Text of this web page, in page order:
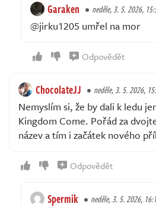
Garaken neděle, 3. 5. 2026,
@jirku1205 umřel na mor
Odpovědět
ChocolateJJ neděle, 3. 5. 2026,
Nemyslím si, že by dali k ledu
Kingdom Come. Pořád za
název a tím i začátek nového
Odpovědět
Spermik neděle, 3. 5. 2026,